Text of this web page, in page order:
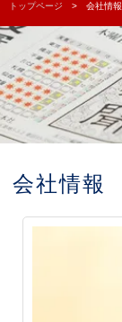
トップページ 会社情報
会社情報